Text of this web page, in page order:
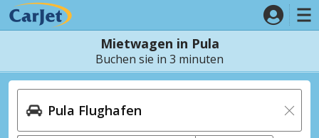
Mietwagen in Pula
Buchen sie in 3 minuten